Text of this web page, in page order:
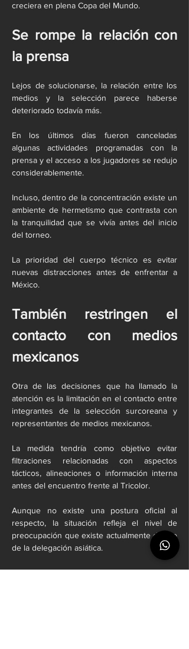
creciera en plena Copa del Mundo.
Se rompe la relación con
la prensa
Lejos de solucionarse, la relación entre los
medios y la selección parece haberse
deteriorado todavía más.
En los últimos días fueron canceladas
algunas actividades programadas con la
prensa y el acceso a los jugadores se redujo
considerablemente.
Incluso, dentro de la concentración existe un
ambiente de hermetismo que contrasta con
la tranquilidad que se vivía antes del inicio
del torneo.
La prioridad del cuerpo técnico es evitar
nuevas distracciones antes de enfrentar a
México.
También restringen el
contacto con medios
mexicanos
Otra de las decisiones que ha llamado la
atención es la limitación en el contacto entre
integrantes de la selección surcoreana y
representantes de medios mexicanos.
La medida tendría como objetivo evitar
filtraciones relacionadas con aspectos
tácticos, alineaciones o información interna
antes del encuentro frente al Tricolor.
Aunque no existe una postura oficial al
respecto, la situación refleja el nivel de
preocupación que existe actualmente dentro
de la delegación asiática.